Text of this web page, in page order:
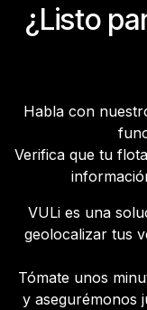
¿Listo
Habla con
Verifica que tu
VULi es una
geolocalizar tus
Tómate unos
y asegurémonos